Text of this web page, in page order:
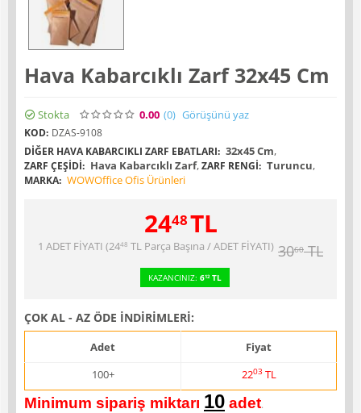
Hava Kabarcıklı Zarf 32x45 Cm
Stokta 0.00 (0) Görüşünü yaz
KOD: DZAS-9108
DIĞER HAVA KABARCIKLI ZARF EBATLARI: 32x45 Cm,
ZARF ÇEŞIDI: Hava Kabarcıklı Zarf,ZARF RENGI: Turuncu,
MARKA: WOWOffice Ofis Ürünleri
2448TL
1 ADET FİYATI (2448 TL Parça Başına / ADET FİYATI) 3060 TL
KAZANCINIZ: 612 TL
ÇOK AL - AZ ÖDE İNDİRİMLERİ:
Adet
Fiyat
100+
2203 TL
Minimum sipariş miktarı 10 adet.